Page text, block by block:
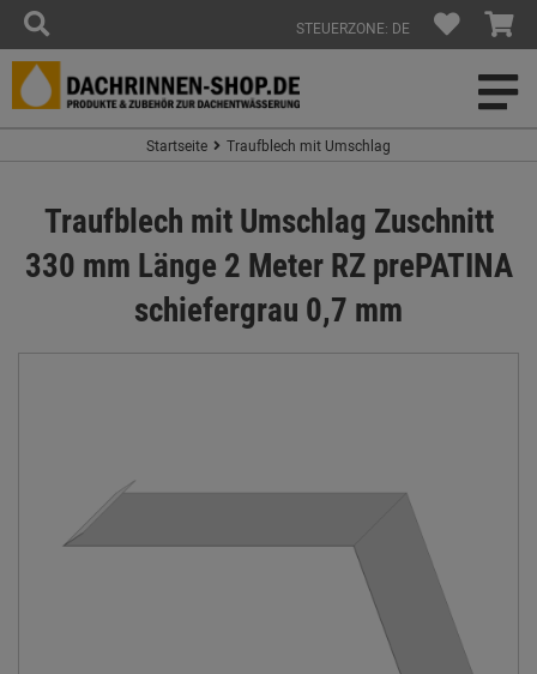
STEUERZONE: DE
Startseite Traufblech mit Umschlag
Traufblech mit Umschlag Zuschnitt
330 mm Länge 2 Meter RZ prePATINA
schiefergrau 0,7 mm